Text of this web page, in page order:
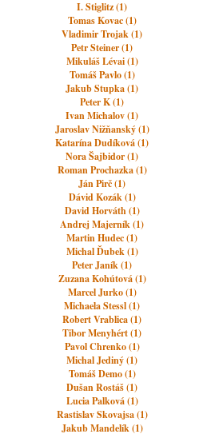
I. Stiglitz (1)
Tomas Kovac (1)
Vladimir Trojak (1)
Petr Steiner (1)
Mikuláš Lévai (1)
Tomáš Pavlo (1)
Jakub Stupka (1)
Peter K (1)
Ivan Michalov (1)
Jaroslav Nižňanský (1)
Katarína Dudíková (1)
Nora Šajbidor (1)
Roman Prochazka (1)
Ján Pirč (1)
Dávid Kozák (1)
David Horváth (1)
Andrej Majerník (1)
Martin Hudec (1)
Michal Ďubek (1)
Peter Janík (1)
Zuzana Kohútová (1)
Marcel Jurko (1)
Michaela Stessl (1)
Robert Vrablica (1)
Tibor Menyhért (1)
Pavol Chrenko (1)
Michal Jediný (1)
Tomáš Demo (1)
Dušan Rostáš (1)
Lucia Palková (1)
Rastislav Skovajsa (1)
Jakub Mandelík (1)